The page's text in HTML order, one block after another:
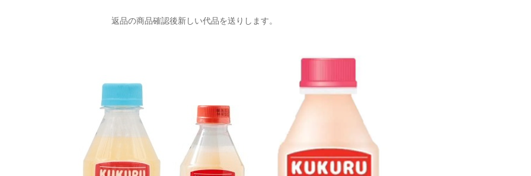
返品の商品確認後新しい代品を送りします。